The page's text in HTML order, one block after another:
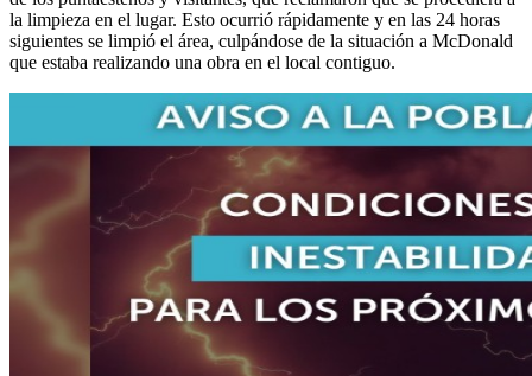
la limpieza en el lugar. Esto ocurrió rápidamente y en las 24 horas
siguientes se limpió el área, culpándose de la situación a McDonald
que estaba realizando una obra en el local contiguo.